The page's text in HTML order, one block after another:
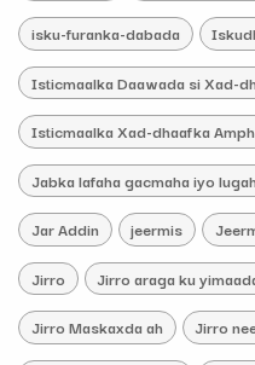
isku-furanka-dabada
Isticmaalka Daawada si Xad-
Isticmaalka Xad-dhaafka
Jabka lafaha gacmaha iyo
Jar Addin jeermis
Jirro Jirro araga ku
Jirro Maskaxda ah Jirro